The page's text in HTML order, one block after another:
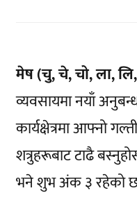
मेष (चु, चे, चो, ला,
व्यवसायमा नयाँ
कार्यक्षेत्रमा आफ्नो
शत्रुहरूबाट टाढै
भने शुभ अंक ३ रहेको